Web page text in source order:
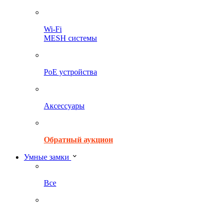
Wi-Fi
MESH системы
PoE устройства
Аксессуары
Обратный аукцион
Умные замки
Все